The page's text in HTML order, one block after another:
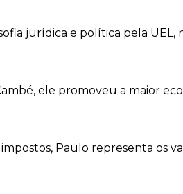
jurídica e política pela
ele promoveu a maior
Paulo representa os